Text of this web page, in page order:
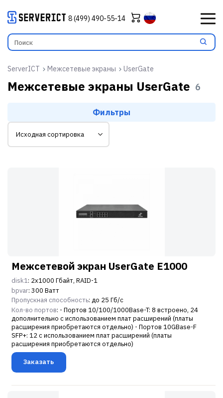
8 (499) 490-55-14
ServerICT Межсетевые экраны UserGate
Межсетевые экраны UserGate 6
Фильтры
Межсетевой экран UserGate E1000
disk1: 2х1000 Гбайт, RAID-1
bpvar: 300 Ватт
Пропускная способность: до 25 Гб/c
Кол-во портов: - Портов 10/100/1000Base-T: 8 встроено, 24
дополнительно с использованием плат расширений (платы
расширения приобретаются отдельно) - Портов 10GBase-F
SFP+: 12 с использованием плат расширений (платы
расширения приобретаются отдельно)
Заказать